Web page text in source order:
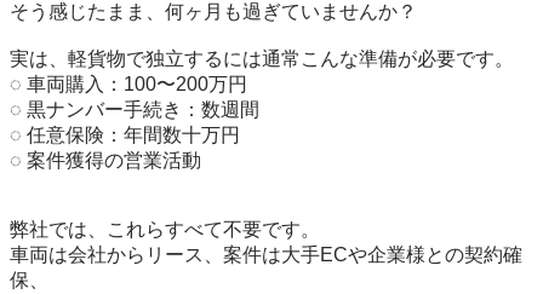
そう感じたまま、何ヶ月も過ぎていませんか？
実は、軽貨物で独立するには通常こんな準備が必要です。
◌ 車両購入：100〜200万円
◌ 黒ナンバー手続き：数週間
◌ 任意保険：年間数十万円
◌ 案件獲得の営業活動
弊社では、これらすべて不要です。
車両は会社からリース、案件は大手ECや企業様との契約確
保、